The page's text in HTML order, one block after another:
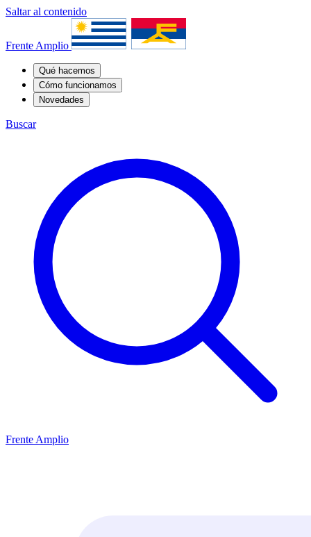
Saltar al contenido
Frente Amplio
Qué hacemos
Cómo funcionamos
Novedades
Buscar
Frente Amplio